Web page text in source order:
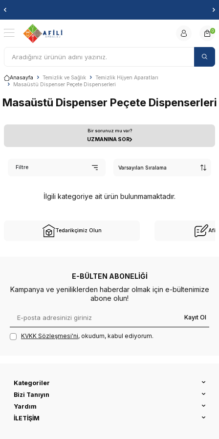
0
Anasayfa Temizlik ve Sağlık
Temizlik Hijyen Aparatları
Masaüstü Dispenser Peçete Dispenserleri
Masaüstü Dispenser Peçete Dispenserleri
Bir sorunuz mu var?
UZMANINA SOR
Filtre
İlgili kategoriye ait ürün bulunmamaktadır.
Tedarikçimiz Olun
E-BÜLTEN ABONELIĞI
Kampanya ve yeniliklerden haberdar olmak için e-bültenimize
abone olun!
Kayıt Ol
KVKK Sözleşmesi'ni, okudum, kabul ediyorum.
Kategoriler
Bizi Tanıyın
Yardım
İLETİŞİM